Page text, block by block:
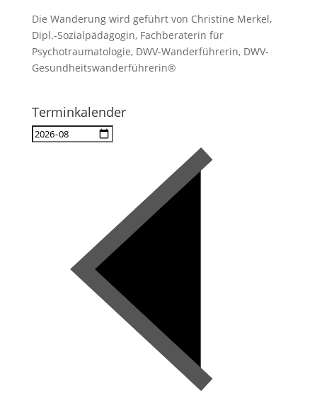
Die Wanderung wird geführt von Christine Merkel,
Dipl.-Sozialpädagogin, Fachberaterin für
Psychotraumatologie, DWV-Wanderführerin, DWV-
Gesundheitswanderführerin®
Terminkalender